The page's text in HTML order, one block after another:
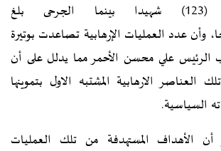
الإرهابية تجاوز (123) شهيدا بينما الجرحى بلغ
جريحا، وأن عدد العمليات الإرهابية تصاعدت بوتيرة
الرئيس علي محسن الأحمر مما يدلل على أن
العناصر الارهابية المشتبه الاول بتموينها
السياسية.
الأهداف المستهدفة من تلك العمليات